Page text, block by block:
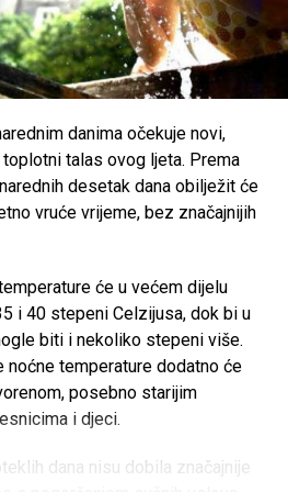
sestarijim osobama, djeci,
i svima koji rade na otvorenom,
savjeta ljekara i, ukoliko je
prostorijama tokom
Share
danima očekuje novi,
talas ovog ljeta. Prema
desetak dana obilježit će
vruće vrijeme, bez značajnijih
će u većem dijelu
i 40 stepeni Celzijusa, dok bi u
biti i nekoliko stepeni više.
temperature dodatno će
posebno starijim
i djeci.
dana nisu dobila značajnije